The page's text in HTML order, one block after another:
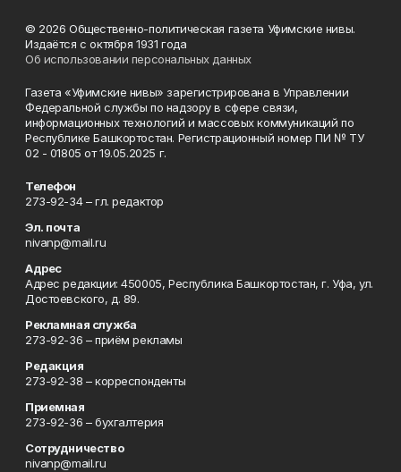
© 2026 Общественно-политическая газета Уфимские нивы.
Издаётся с октября 1931 года
Об использовании персональных данных
Газета «Уфимские нивы» зарегистрирована в Управлении
Федеральной службы по надзору в сфере связи,
информационных технологий и массовых коммуникаций по
Республике Башкортостан. Регистрационный номер ПИ № ТУ
02 - 01805 от 19.05.2025 г.
Телефон
273-92-34 – гл. редактор
Эл. почта
nivanp@mail.ru
Адрес
Адрес редакции: 450005, Республика Башкортостан, г. Уфа, ул.
Достоевского, д. 89.
Рекламная служба
273-92-36 – приём рекламы
Редакция
273-92-38 – корреспонденты
Приемная
273-92-36 – бухгалтерия
Сотрудничество
nivanp@mail.ru